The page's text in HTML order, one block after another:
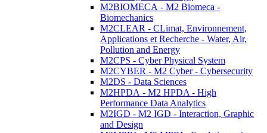
M2BIOMECA - M2 Biomeca -
Biomechanics
M2CLEAR - CLimat, Environnement,
Applications et Recherche - Water, Air,
Pollution and Energy
M2CPS - Cyber Physical System
M2CYBER - M2 Cyber - Cybersecurity
M2DS - Data Sciences
M2HPDA - M2 HPDA - High
Performance Data Analytics
M2IGD - M2 IGD - Interaction, Graphic
and Design